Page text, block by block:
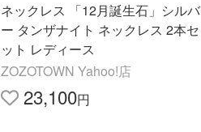
ネックレス 「12月誕生石」シルバ
ー タンザナイト ネックレス 2本セ
ット レディース
ZOZOTOWN Yahoo!店
23,100円